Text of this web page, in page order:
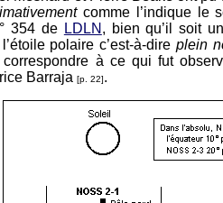
comme l’indique le
354 de LDLN , bien qu’il soit
polaire c’est-à-dire plein
correspondre à ce qui fut
Barraja [p. 22].